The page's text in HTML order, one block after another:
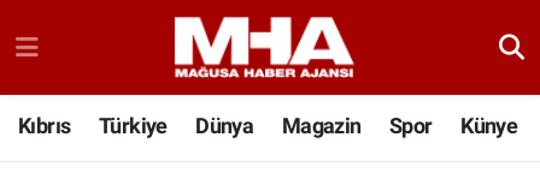
Kıbrıs Türkiye Dünya Magazin Spor Künye